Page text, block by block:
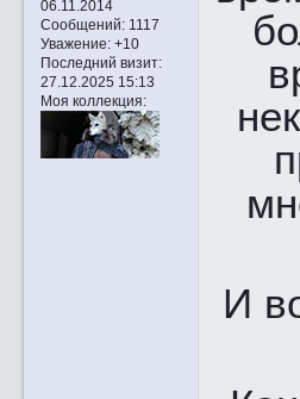
06.11.2014
Сообщений:1117
Уважение: +10
Последний визит:
27.12.2025 15:13
Моя коллекция:
И